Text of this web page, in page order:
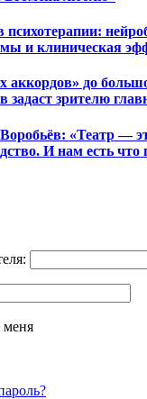
психотерапии:
и клиническая
аккордов» до
задаст зрителю
«Театр —
И нам есть что
меня